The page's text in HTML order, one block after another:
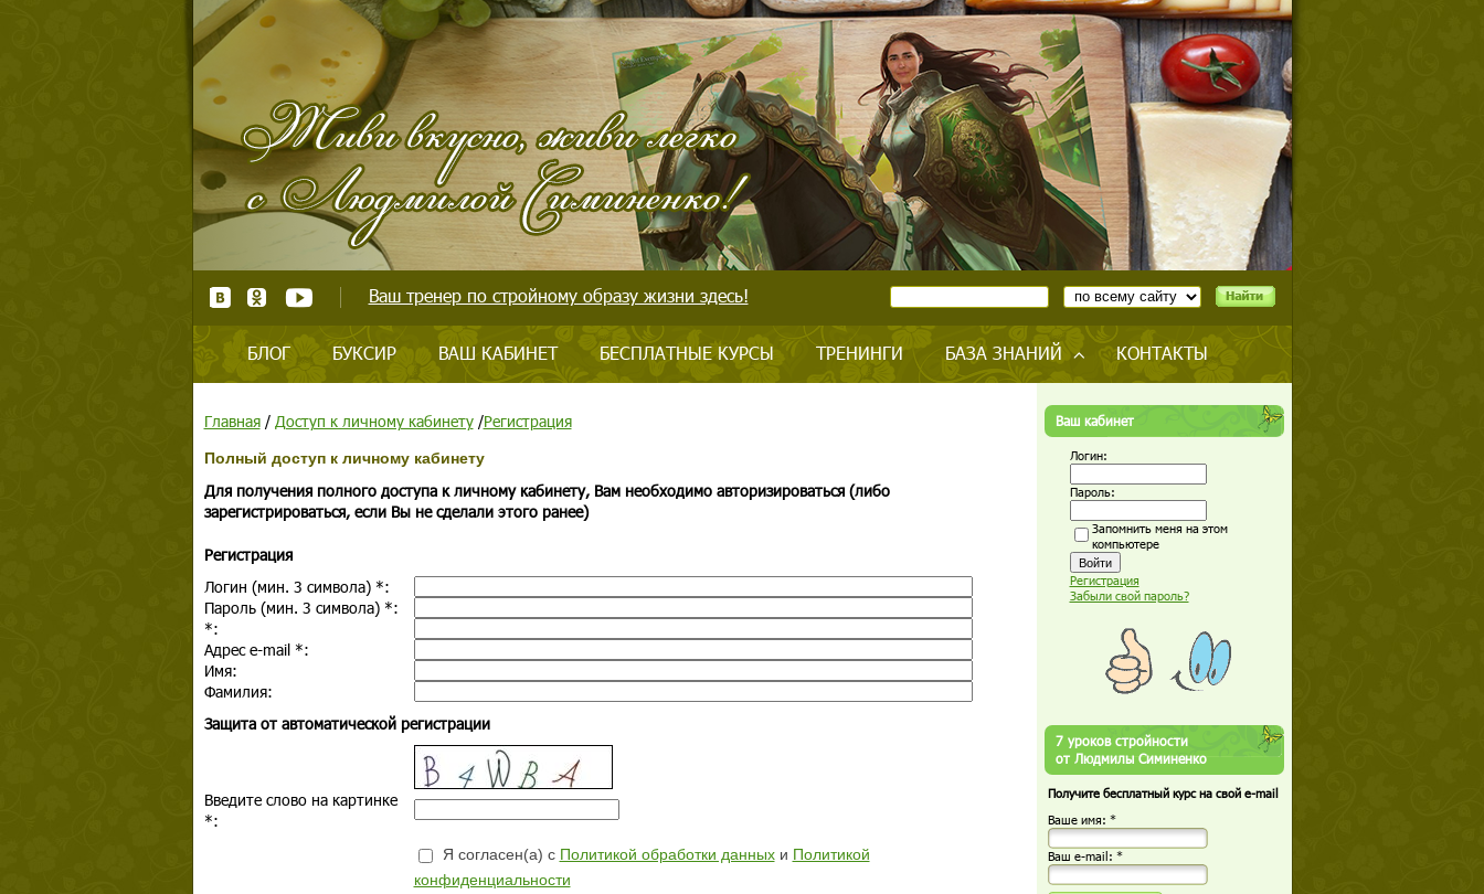
Ваш тренер по стройному образу жизни здесь!
БЛОГ БУКСИР ВАШ КАБИНЕТ БЕСПЛАТНЫЕ КУРСЫ ТРЕНИНГИ БАЗА ЗНАНИЙ КОНТАКТЫ
Главная/ Доступ к личному кабинету/Регистрация
Полный доступ к личному кабинету
Для получения полного доступа к личному кабинету, Вам необходимо авторизироваться (либо
зарегистрироваться, если Вы не сделали этого ранее)
Регистрация
Логин (мин. 3 символа) *:
Пароль (мин. 3 символа) *:
*:
Адрес e-mail *:
Имя:
Фамилия:
Защита от автоматической регистрации
Введите слово на картинке
*:
Я согласен(а) с Политикой обработки данныхи Политикой
конфиденциальности
Ваш кабинет
Логин:
Пароль:
Запомнить меня на этом
компьютере
Регистрация
Забыли свой пароль?
7 уроков стройности
от Людмилы Симиненко
Получите бесплатный курс на свой e-mail
Ваше имя: *
Ваш е-mail: *